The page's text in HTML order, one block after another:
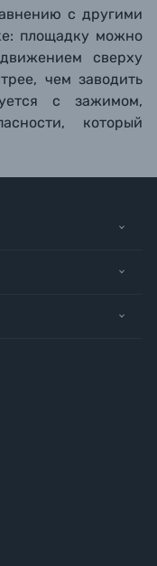
с другими
площадку можно
сверху
чем заводить
с зажимом,
который